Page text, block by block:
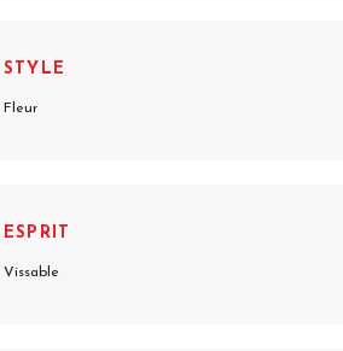
STYLE
Fleur
ESPRIT
Vissable